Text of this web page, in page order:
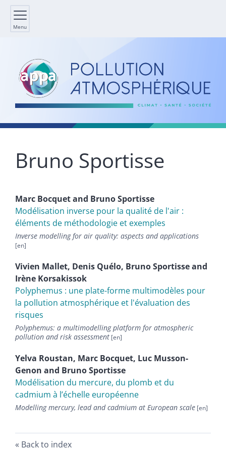
Menu
Bruno Sportisse
Marc Bocquetand BrunoSportisse
Modélisation inverse pour la qualité de l'air :
éléments de méthodologie et exemples
Inverse modelling for air quality: aspects and applications
Vivien Mallet, Denis Quélo, BrunoSportisseand
Irène Korsakissok
Polyphemus : une plate-forme multimodèles pour
la pollution atmosphérique et l'évaluation des
risques
Polyphemus: a multimodelling platform for atmospheric
pollution and risk assessment
Yelva Roustan, Marc Bocquet, Luc Musson-
Genon and BrunoSportisse
Modélisation du mercure, du plomb et du
cadmium à lʼéchelle européenne
Modelling mercury, lead and cadmium at European scale
Back to index